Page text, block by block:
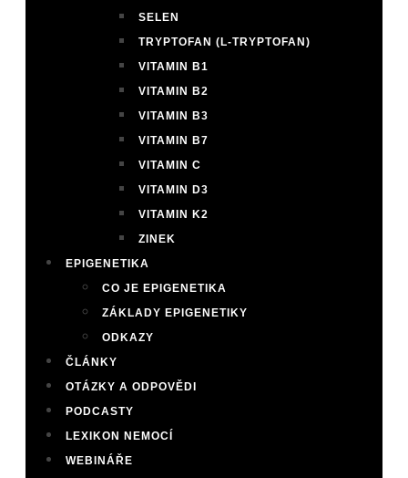
SELEN
TRYPTOFAN (L-TRYPTOFAN)
VITAMIN B1
VITAMIN B2
VITAMIN B3
VITAMIN B7
VITAMIN C
VITAMIN D3
VITAMIN K2
ZINEK
EPIGENETIKA
CO JE EPIGENETIKA
ZÁKLADY EPIGENETIKY
ODKAZY
ČLÁNKY
OTÁZKY A ODPOVĚDI
PODCASTY
LEXIKON NEMOCÍ
WEBINÁŘE